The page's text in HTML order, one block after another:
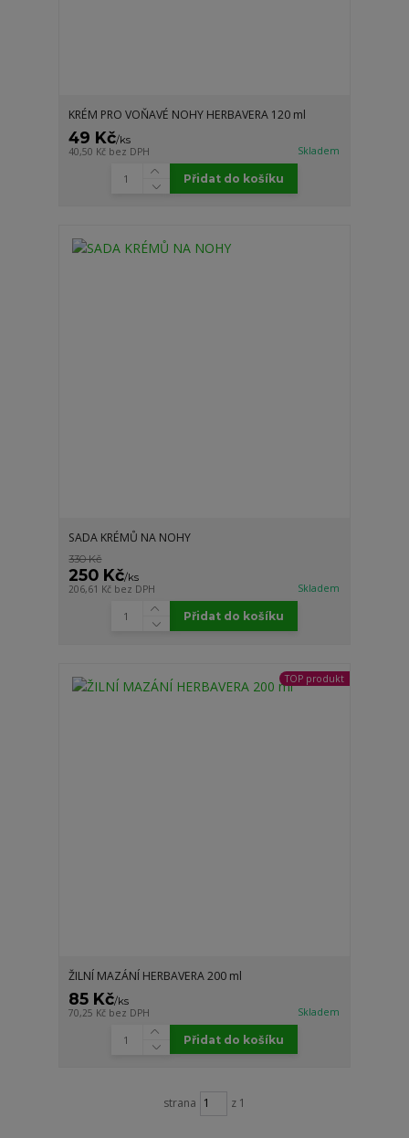
KRÉM PRO VOŇAVÉ NOHY HERBAVERA 120 ml
49 Kč/ks
40,50 Kč bez DPH Skladem
Přidat do košíku
SADA KRÉMŮ NA NOHY
330 Kč
250 Kč/ks
206,61 Kč bez DPH Skladem
Přidat do košíku
TOP produkt
ŽILNÍ MAZÁNÍ HERBAVERA 200 ml
85 Kč/ks
70,25 Kč bez DPH Skladem
Přidat do košíku
strana z 1